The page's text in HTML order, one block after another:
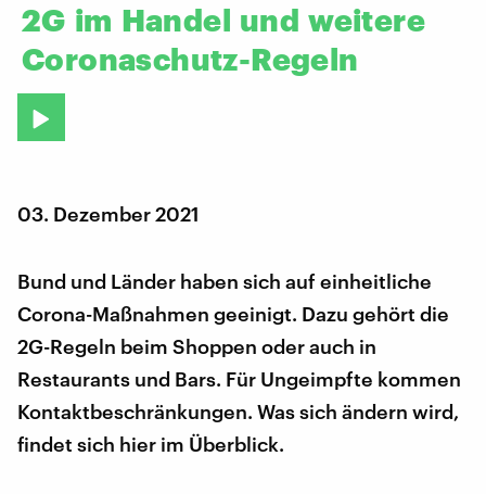
2G im Handel und weitere
Coronaschutz-Regeln
03. Dezember 2021
Bund und Länder haben sich auf einheitliche
Corona-Maßnahmen geeinigt. Dazu gehört die
2G-Regeln beim Shoppen oder auch in
Restaurants und Bars. Für Ungeimpfte kommen
Kontaktbeschränkungen. Was sich ändern wird,
findet sich hier im Überblick.